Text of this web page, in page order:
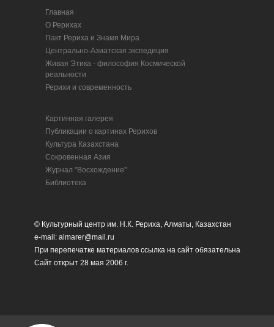
Главная
О Рерихах
Пакт Рериха и Знамя Мира
Центрально-Азиатская экспедиция
Живая Этика - философия Космической
реальности
Рерихи и современность
Картинная галерея
Публикации о картинах Рерихов
Культура Казахстана
Сокровенная Азия
Журнал "Восхождение"
Библиотека
© Культурный центр им. Н.К. Рериха, Алматы, Казахстан
e-mail: almarer@mail.ru
При перепечатке материалов ссылка на сайт обязательна
Сайт открыт 28 мая 2006 г.